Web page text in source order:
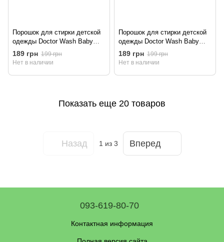
Порошок для стирки детской
одежды Doctor Wash Baby
2,4кг
189 грн 199 грн
Нет в наличии
Порошок для стирки детской
одежды Doctor Wash Baby
2,4кг
189 грн 199 грн
Нет в наличии
Показать еще 20 товаров
Назад 1 из 3 Вперед
093-619-80-70
Контактная информация